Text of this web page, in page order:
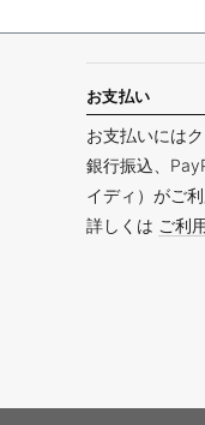
お支払い
お支払いには
銀行振込、
イディ）がご利
詳しくは ご利